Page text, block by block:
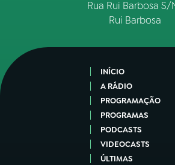
Rua Rui Barbosa S/
Rui Barbosa
INÍCIO
A RÁDIO
PROGRAMAÇÃO
PROGRAMAS
PODCASTS
VIDEOCASTS
ÚLTIMAS